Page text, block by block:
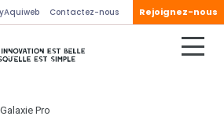
Contactez-nous Rejoignez-nous
Galaxie Pro